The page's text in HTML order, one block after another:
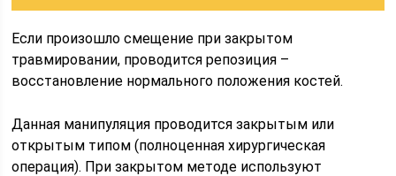
Если произошло смещение при закрытом
травмировании, проводится репозиция –
восстановление нормального положения костей.
Данная манипуляция проводится закрытым или
открытым типом (полноценная хирургическая
операция). При закрытом методе используют